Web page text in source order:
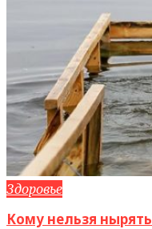
Здоровье
Кому нельзя